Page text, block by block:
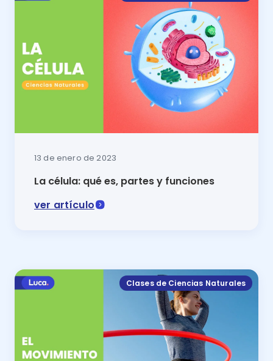
13 de enero de 2023
La célula: qué es, partes y funciones
ver artículo
Clases de Ciencias Naturales